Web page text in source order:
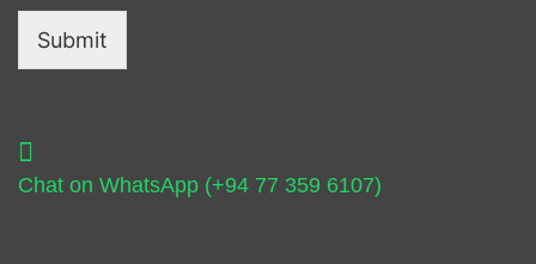
Submit
Chat on WhatsApp (+94 77 359 6107)